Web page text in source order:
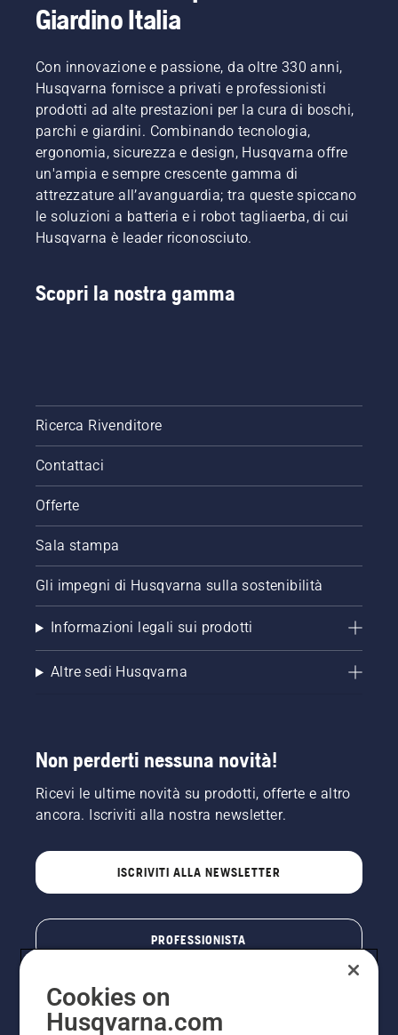
La nostra ampia gamma di
potatura .
Giardino Italia
Con innovazione e passione, da oltre 330 anni,
Husqvarna fornisce a privati e professionisti
prodotti ad alte prestazioni per la cura di boschi,
parchi e giardini. Combinando tecnologia,
ergonomia, sicurezza e design, Husqvarna offre
un'ampia e sempre crescente gamma di
attrezzature all’avanguardia; tra queste spiccano
le soluzioni a batteria e i robot tagliaerba, di cui
Husqvarna è leader riconosciuto.
Scopri la nostra gamma
Ricerca Rivenditore
Contattaci
Offerte
Sala stampa
Gli impegni di Husqvarna sulla sostenibilità
Informazioni legali sui prodotti
Altre sedi Husqvarna
Non perderti nessuna novità!
Ricevi le ultime novità su prodotti, offerte e altro
ancora. Iscriviti alla nostra newsletter.
ISCRIVITI ALLA NEWSLETTER
PROFESSIONISTA
Cookies on
Husqvarna.com